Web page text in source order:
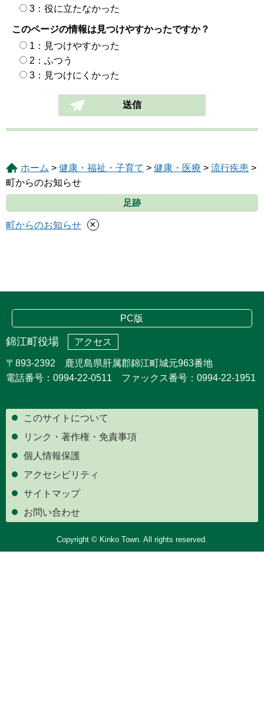
3：役に立たなかった
このページの情報は見つけやすかったですか？
1：見つけやすかった
2：ふつう
3：見つけにくかった
ホーム > 健康・福祉・子育て > 健康・医療 > 流行疾患 >
町からのお知らせ
足跡
町からのお知らせ ×
PC版
錦江町役場 アクセス
〒893-2392 鹿児島県肝属郡錦江町城元963番地
電話番号：0994-22-0511 ファックス番号：0994-22-1951
このサイトについて
リンク・著作権・免責事項
個人情報保護
アクセシビリティ
サイトマップ
お問い合わせ
Copyright © Kinko Town. All rights reserved.